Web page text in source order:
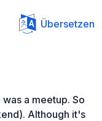
Übersetzen
a meetup. So
Although it's